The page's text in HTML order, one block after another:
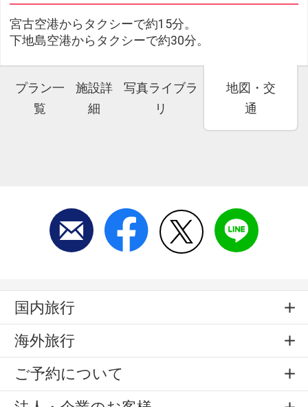
宮古空港からタクシーで約15分。
下地島空港からタクシーで約30分。
プラン一
覧
施設詳
細
写真ライブラ
リ
地図・交
通
国内旅行
海外旅行
ご予約について